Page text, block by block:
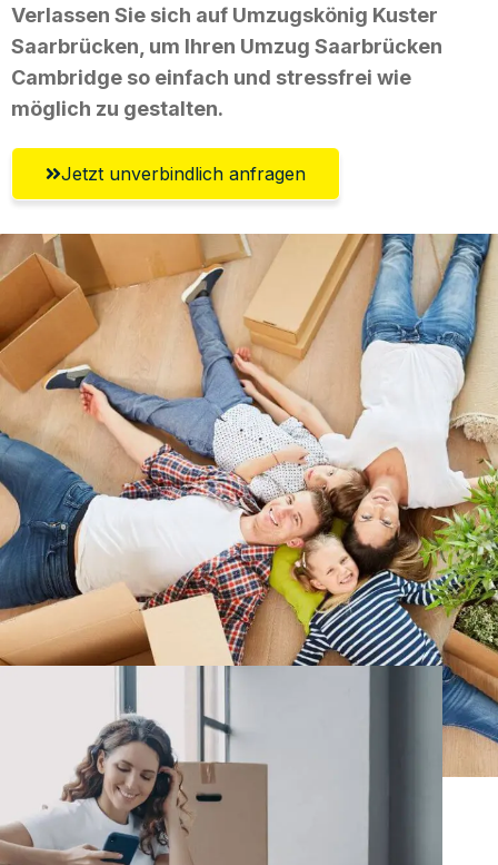
Verlassen Sie sich auf Umzugskönig Kuster
Saarbrücken, um Ihren Umzug Saarbrücken
Cambridge so einfach und stressfrei wie
möglich zu gestalten.
Jetzt unverbindlich anfragen